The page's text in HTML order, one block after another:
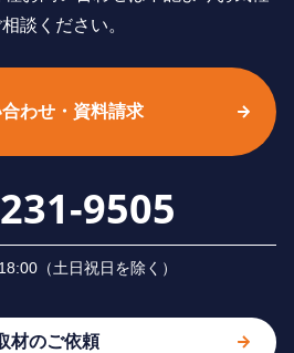
談ください。
わせ・資料請求
9505
（⼟⽇祝⽇を除く）
材のご依頼